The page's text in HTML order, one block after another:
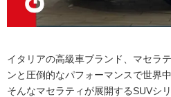
イタリアの高級車ブランド、マセラ
ンと圧倒的なパフォーマンスで世界
そんなマセラティが展開するSUVシ